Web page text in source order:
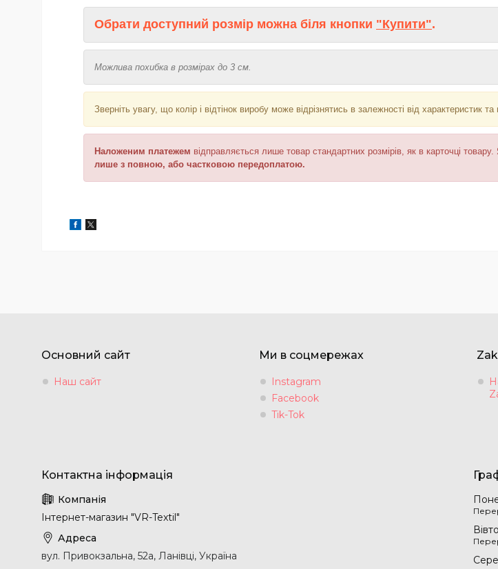
Обрати доступний розмір можна біля кнопки "Купити".
Можлива похибка в розмірах до 3 см.
Зверніть увагу, що колір і відтінок виробу може відрізнятись в залежності від характеристик
Наложеним платежем відправляється лише товар стандартних розмірів, як в карточці
лише з повною, або частковою передоплатою.
Основний сайт
Наш сайт
Ми в соцмережах
Instagram
Facebook
Tik-Tok
Інтернет-магазин "VR-Textil"
вул. Привокзальна, 52а, Ланівці, Україна